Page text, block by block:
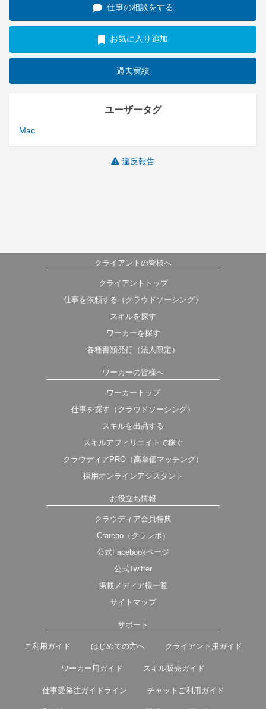
仕事の相談をする
お気に入り追加
過去実績
ユーザータグ
Mac
違反報告
クライアントの皆様へ
クライアントトップ
仕事を依頼する（クラウドソーシング）
スキルを探す
ワーカーを探す
各種書類発行（法人限定）
ワーカーの皆様へ
ワーカートップ
仕事を探す（クラウドソーシング）
スキルを出品する
スキルアフィリエイトで稼ぐ
クラウディアPRO（高単価マッチング）
採用オンラインアシスタント
お役立ち情報
クラウディア会員特典
Crarepo（クラレポ）
公式Facebookページ
公式Twitter
掲載メディア様一覧
サイトマップ
サポート
ご利用ガイド はじめての方へ クライアント用ガイド
ワーカー用ガイド スキル販売ガイド
仕事受発注ガイドライン チャットご利用ガイド